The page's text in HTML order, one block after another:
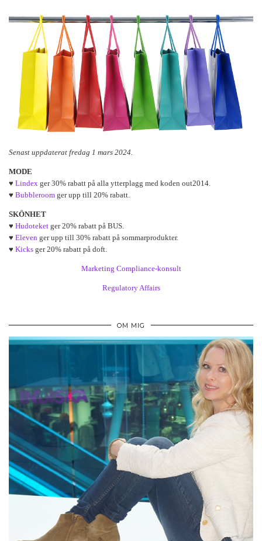
Senast uppdaterat fredag 1 mars 2024.
MODE
♥ Lindex ger 30% rabatt på alla ytterplagg med koden out2014.
♥ Bubbleroom ger upp till 20% rabatt.
SKÖNHET
♥ Hudoteket ger 20% rabatt på BUS.
♥ Eleven ger upp till 30% rabatt på sommarprodukter.
♥ Kicks ger 20% rabatt på doft.
Marketing Compliance-konsult
Regulatory Affairs
OM MIG